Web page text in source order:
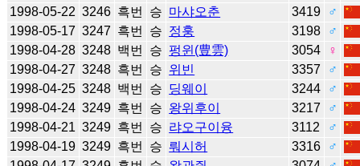
1998-05-22 3246 흑번 승 마샤오춘 3419
♂
1998-05-17 3247 흑번 승 정훙 3198
♂
1998-04-28 3248 백번 승 펑윈(豊雲) 3054
♀
1998-04-27 3248 흑번 승 위빈 3357
♂
1998-04-25 3248 백번 승 딩웨이 3244
♂
1998-04-24 3249 흑번 승 왕위후이 3217
♂
1998-04-21 3249 흑번 승 랴오구이융 3112
♂
1998-04-19 3249 흑번 승 뤄시허 3316
♂